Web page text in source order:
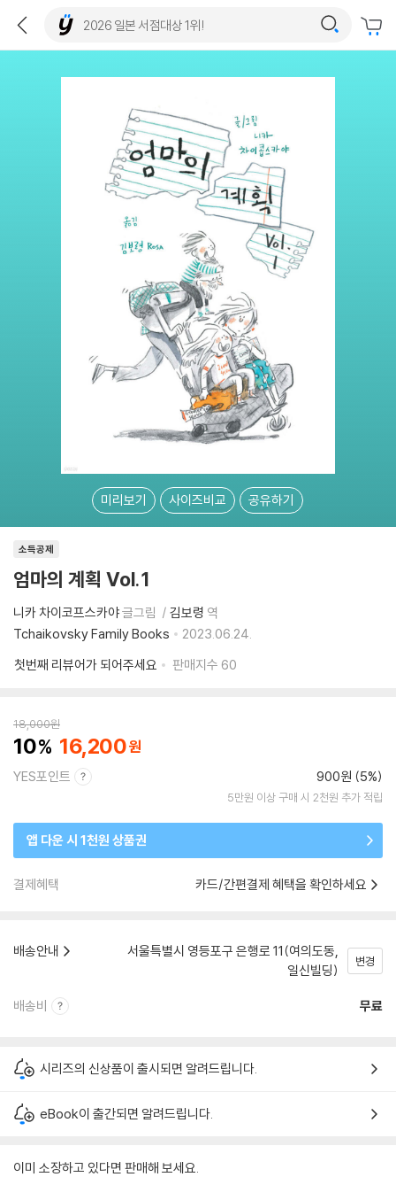
미리보기 사이즈비교 공유하기
소득공제
엄마의 계획 Vol.1
니카 차이코프스카야글그림 김보령 역
Tchaikovsky Family Books
2023.06.24.
첫번째 리뷰어가 되어주세요
판매지수 60
18,000원
10 16,200
YES포인트 900원 (5%)
5만원 이상 구매 시 2천원 추가 적립
앱 다운 시 1천원 상품권
결제혜택 카드/간편결제 혜택을 확인하세요
배송안내
서울특별시 영등포구 은행로 11(여의도동,
일신빌딩)
변경
배송비 무료
시리즈의 신상품이 출시되면 알려드립니다.
eBook이 출간되면 알려드립니다.
이미 소장하고 있다면 판매해 보세요.